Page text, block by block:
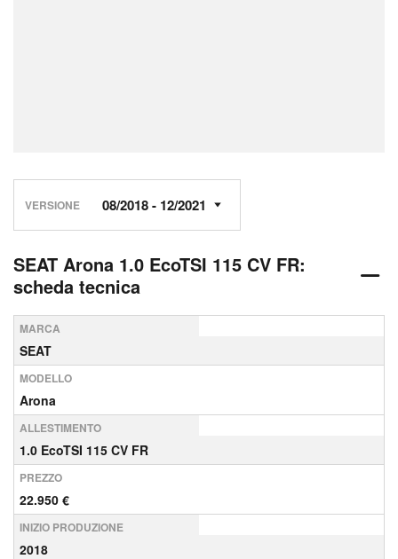
VERSIONE
SEAT Arona 1.0 EcoTSI 115 CV FR:
scheda tecnica
MARCA
SEAT
MODELLO
Arona
ALLESTIMENTO
1.0 EcoTSI 115 CV FR
PREZZO
22.950 €
INIZIO PRODUZIONE
2018